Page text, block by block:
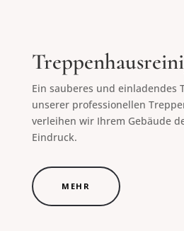
Ein sauberes und einladendes
unserer professionellen
verleihen wir Ihrem Gebäude
Eindruck.
MEHR